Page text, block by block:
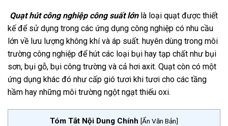
Quạt hút công nghiệp công suất lớnlà loại quạt được thiết
kế để sử dụng trong các ứng dụng công nghiệp có nhu cầu
lớn về lưu lượng không khí và áp suất. huyên dùng trong môi
trường công nghiệp để hút các loại bụi hay tạp chất như bụi
sơn, bụi gỗ, bụi công trường và cả hơi axit. Quạt còn có một
ứng dụng khác đó như cấp gió tươi khi tươi cho các tầng
hầm hay những môi trường ngột ngạt thiếu oxi.
Tóm Tắt Nội Dung Chính [Ẩn Văn Bản]